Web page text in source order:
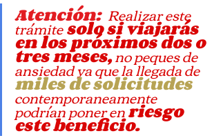
Atención: Realizar este
trámitesolo si viajarás
en los próximos dos o
tres meses, no peques de
ansiedad ya que la llegada de
miles de solicitudes
contemporaneamente
podrían poner en riesgo
este beneficio.